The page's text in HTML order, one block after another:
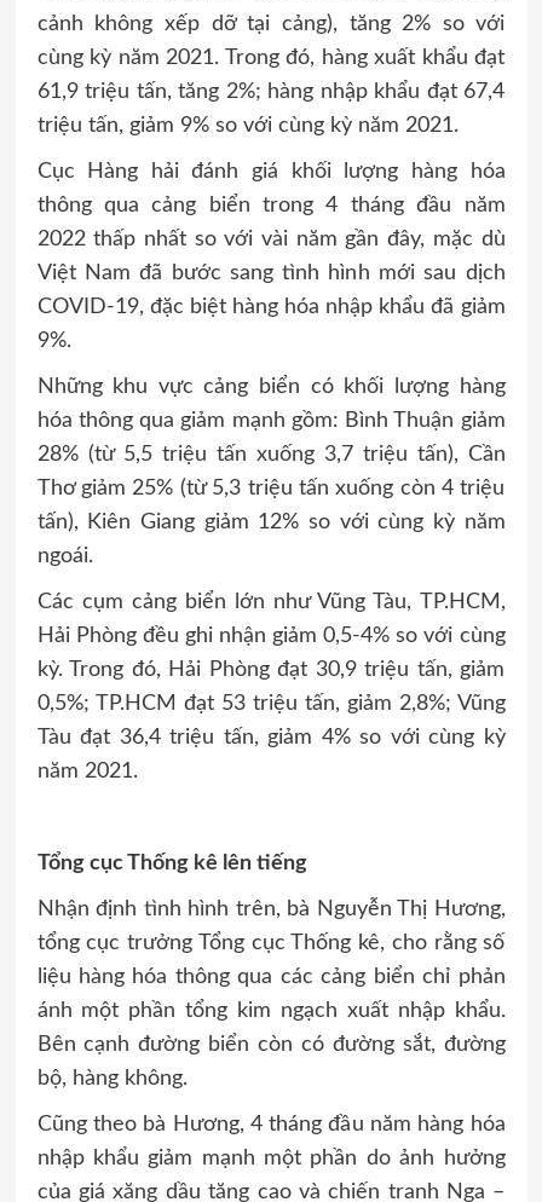
cảnh không xếp dỡ tại cảng), tăng 2% so với
cùng kỳ năm 2021. Trong đó, hàng xuất khẩu đạt
61,9 triệu tấn, tăng 2%; hàng nhập khẩu đạt 67,4
triệu tấn, giảm 9% so với cùng kỳ năm 2021.
Cục Hàng hải đánh giá khối lượng hàng hóa
thông qua cảng biển trong 4 tháng đầu năm
2022 thấp nhất so với vài năm gần đây, mặc dù
Việt Nam đã bước sang tình hình mới sau dịch
COVID-19, đặc biệt hàng hóa nhập khẩu đã giảm
9%.
Những khu vực cảng biển có khối lượng hàng
hóa thông qua giảm mạnh gồm: Bình Thuận giảm
28% (từ 5,5 triệu tấn xuống 3,7 triệu tấn), Cần
Thơ giảm 25% (từ 5,3 triệu tấn xuống còn 4 triệu
tấn), Kiên Giang giảm 12% so với cùng kỳ năm
ngoái.
Các cụm cảng biển lớn như Vũng Tàu, TP.HCM,
Hải Phòng đều ghi nhận giảm 0,5-4% so với cùng
kỳ. Trong đó, Hải Phòng đạt 30,9 triệu tấn, giảm
0,5%; TP.HCM đạt 53 triệu tấn, giảm 2,8%; Vũng
Tàu đạt 36,4 triệu tấn, giảm 4% so với cùng kỳ
năm 2021.
Tổng cục Thống kê lên tiếng
Nhận định tình hình trên, bà Nguyễn Thị Hương,
tổng cục trưởng Tổng cục Thống kê, cho rằng số
liệu hàng hóa thông qua các cảng biển chỉ phản
ánh một phần tổng kim ngạch xuất nhập khẩu.
Bên cạnh đường biển còn có đường sắt, đường
bộ, hàng không.
Cũng theo bà Hương, 4 tháng đầu năm hàng hóa
nhập khẩu giảm mạnh một phần do ảnh hưởng
của giá xăng dầu tăng cao và chiến tranh Nga –